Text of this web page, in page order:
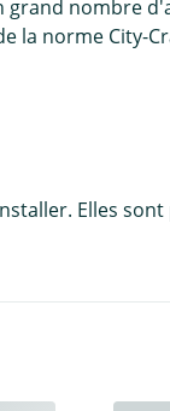
grand nombre
la norme City-
Elles